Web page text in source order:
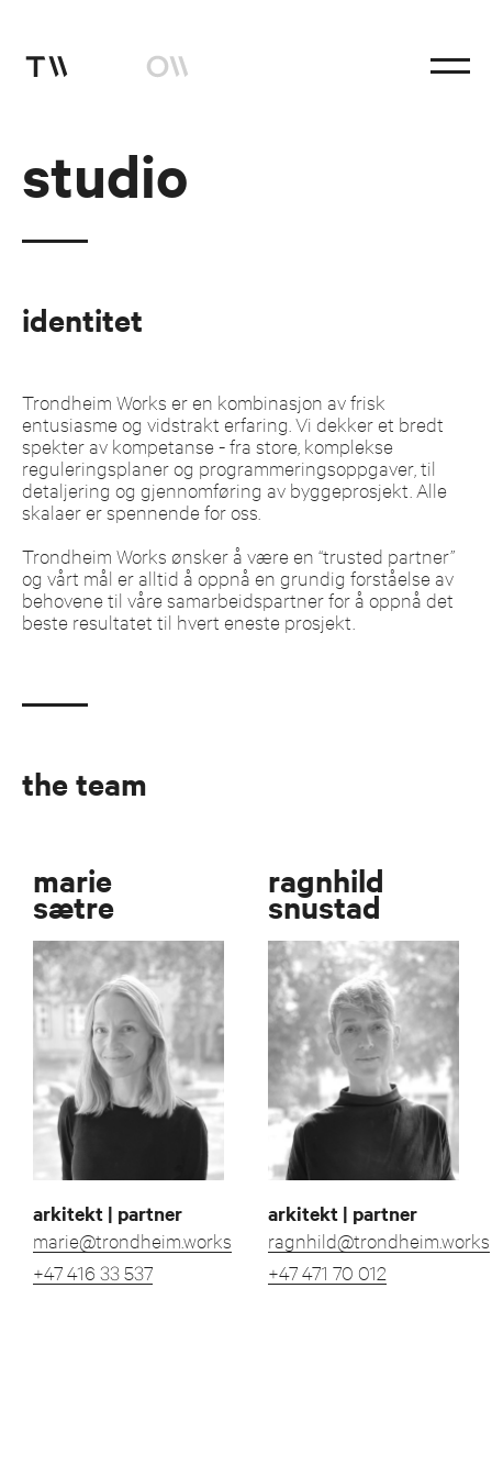
studio
identitet
Trondheim Works er en kombinasjon av frisk
entusiasme og vidstrakt erfaring. Vi dekker et bredt
spekter av kompetanse - fra store, komplekse
reguleringsplaner og programmeringsoppgaver, til
detaljering og gjennomføring av byggeprosjekt. Alle
skalaer er spennende for oss.
Trondheim Works ønsker å være en “trusted partner”
og vårt mål er alltid å oppnå en grundig forståelse av
behovene til våre samarbeidspartner for å oppnå det
beste resultatet til hvert eneste prosjekt.
the team
marie
sætre
arkitekt | partner
marie@trondheim.works
+47 416 33 537
ragnhild
snustad
arkitekt | partner
ragnhild@trondheim.works
+47 471 70 012